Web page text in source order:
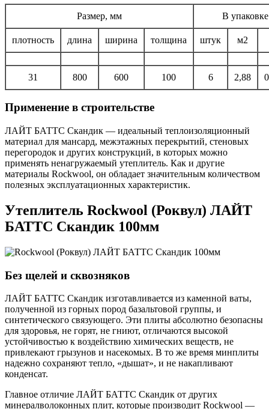
Размер, мм В упаковке
плотность длина ширина толщина штук м2
31 800 600 100 6 2,88
Применение в строительстве
ЛАЙТ БАТТС Скандик — идеальный теплоизоляционный
материал для мансард, межэтажных перекрытий, стеновых
перегородок и других конструкций, в которых можно
применять ненагружаемый утеплитель. Как и другие
материалы Rockwool, он обладает значительным количеством
полезных эксплуатационных характеристик.
Утеплитель Rockwool (Роквул) ЛАЙТ
БАТТС Скандик 100мм
Без щелей и сквозняков
ЛАЙТ БАТТС Скандик изготавливается из каменной ваты,
полученной из горных пород базальтовой группы, и
синтетического связующего. Эти плиты абсолютно безопасны
для здоровья, не горят, не гниют, отличаются высокой
устойчивостью к воздействию химических веществ, не
привлекают грызунов и насекомых. В то же время минплиты
надежно сохраняют тепло, «дышат», и не накапливают
конденсат.
Главное отличие ЛАЙТ БАТТС Скандик от других
минералволоконных плит, которые производит Rockwool —